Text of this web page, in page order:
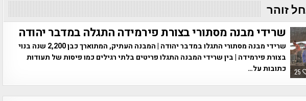
זוהר
25
שרידי מבנה מסתורי בצורת פירמידה התגלה במדבר יהודה
שרידי מבנה מסתורי התגלו במדבר יהודה | המבנה העתיק, המתוארך כבן 2,200 שנה בנוי
בצורת פירמידה | בין שרידי המבנה התגלו פריטים בלתי רגילים כמו פיסות של תעודות
כתובות על…